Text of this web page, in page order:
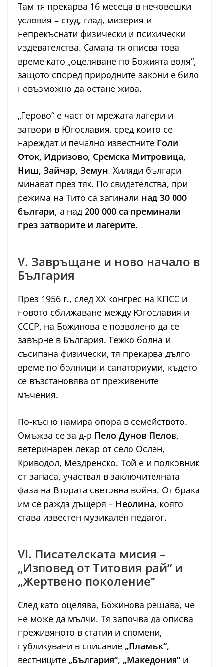
Там тя прекарва 16 месеца в нечовешки
условия – студ, глад, мизерия и
непрекъснати физически и психически
издевателства. Самата тя описва това
време като „оцеляване по Божията воля“,
защото според природните закони е било
невъзможно да остане жива.
„Герово“ е част от мрежата лагери и
затвори в Югославия, сред които се
нареждат и печално известните Голи
Оток, Идризово, Сремска Митровица,
Ниш, Зайчар, Земун. Хиляди българи
минават през тях. По свидетелства, при
режима на Тито са загинали над 30 000
българи, а над 200 000 са преминали
през затворите и лагерите.
V. Завръщане и ново начало в
България
През 1956 г., след ХХ конгрес на КПСС и
новото сближаване между Югославия и
СССР, на Божинова е позволено да се
завърне в България. Тежко болна и
съсипана физически, тя прекарва дълго
време по болници и санаториуми, където
се възстановява от преживените
мъчения.
По-късно намира опора в семейството.
Омъжва се за д-р Пело Дунов Пелов,
ветеринарен лекар от село Ослен,
Криводол, Мездренско. Той е и полковник
от запаса, участвал в заключителната
фаза на Втората световна война. От брака
им се ражда дъщеря – Неолина, която
става известен музикален педагог.
VI. Писателската мисия –
„Изповед от Титовия рай“ и
„Жертвено поколение“
След като оцелява, Божинова решава, че
не може да мълчи. Тя започва да описва
преживяното в статии и спомени,
публикувани в списание „Пламък“,
вестниците „България“, „Македония“ и